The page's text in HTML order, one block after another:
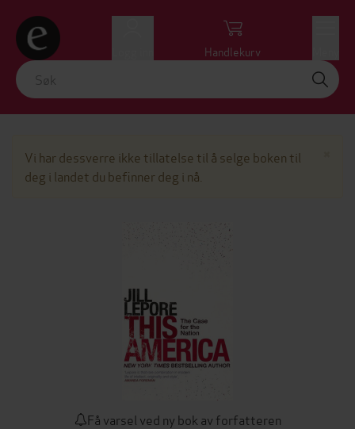
Handlekurv
Vi har dessverre ikke tillatelse til å selge boken til
deg i landet du befinner deg i nå.
Få varsel ved ny bok av forfatteren